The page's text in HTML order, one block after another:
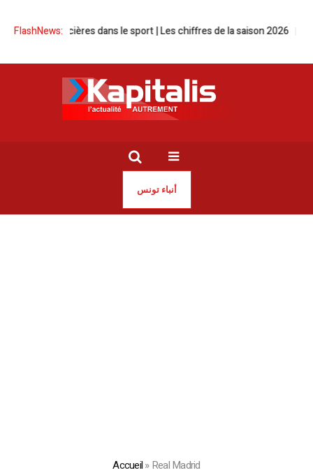
FlashNews:dans le sport | Les chiffres de la saison 2026 Donald Trump
أنباء تونس
Accueil»Real Madrid